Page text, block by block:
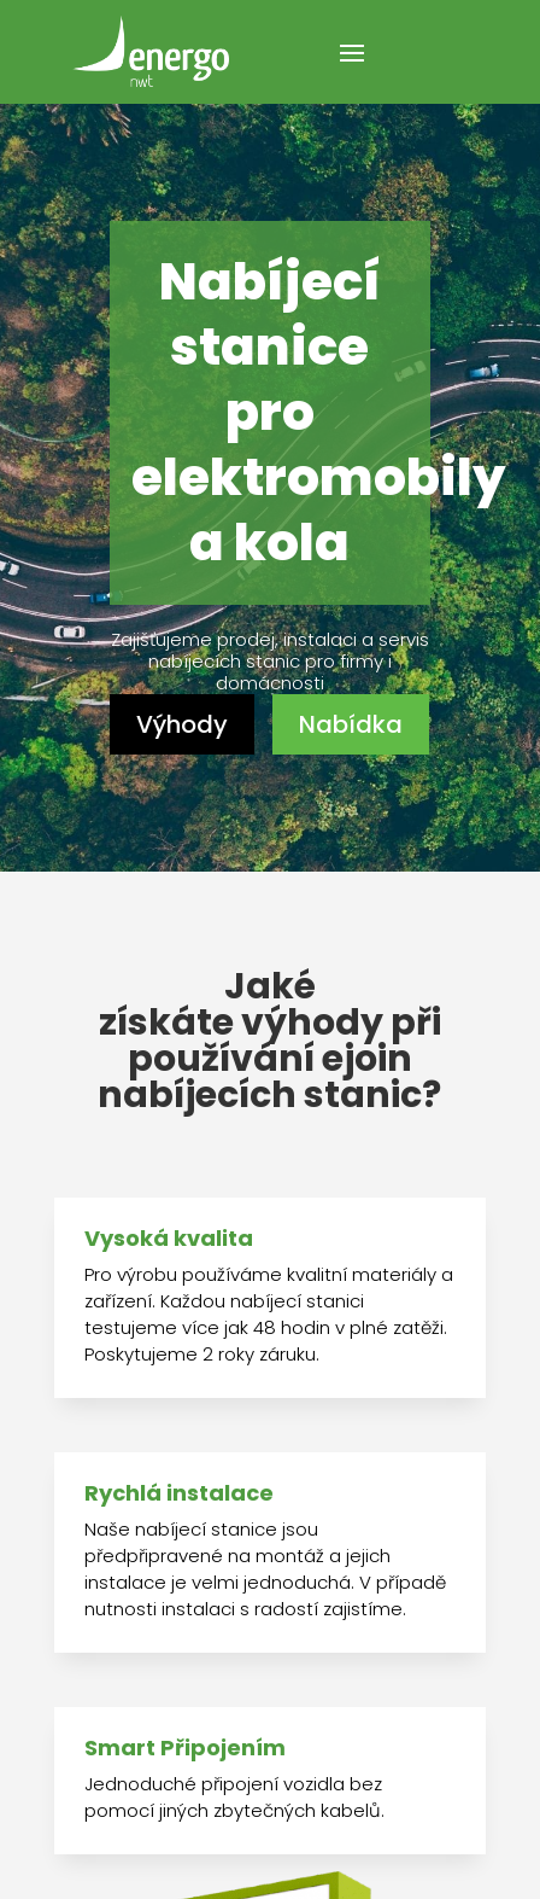
Nabíjecí
stanice
pro
elektromobily
a kola
Zajišťujeme prodej, instalaci a servis
nabíjecích stanic pro firmy i
domácnosti
Výhody Nabídka
Jaké
získátevýhodypři
používání ejoin
nabíjecích stanic?
Vysoká kvalita
Pro výrobu používáme kvalitní materiály a
zařízení. Každou nabíjecí stanici
testujeme více jak 48 hodin v plné zatěži.
Poskytujeme 2 roky záruku.
Rychlá instalace
Naše nabíjecí stanice jsou
předpřipravené na montáž a jejich
instalace je velmi jednoduchá. V případě
nutnosti instalaci s radostí zajistíme.
Smart Připojením
Jednoduché připojení vozidla bez
pomocí jiných zbytečných kabelů.